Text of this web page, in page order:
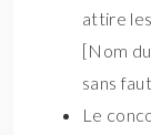
attire
[Nom
sans
Le